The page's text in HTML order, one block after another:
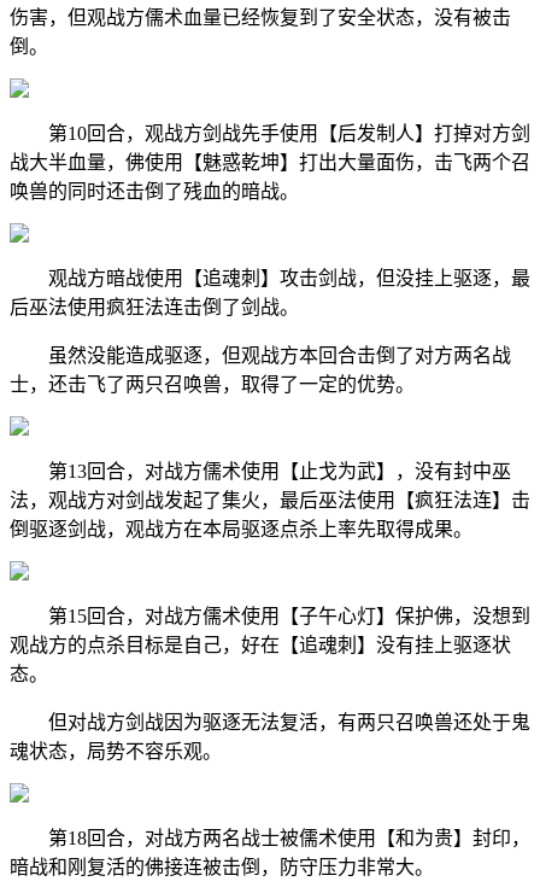
伤害，但观战方儒术血量已经恢复到了安全状态，没有被击
倒。
第10回合，观战方剑战先手使用【后发制人】打掉对方剑
战大半血量，佛使用【魅惑乾坤】打出大量面伤，击飞两个召
唤兽的同时还击倒了残血的暗战。
观战方暗战使用【追魂刺】攻击剑战，但没挂上驱逐，最
后巫法使用疯狂法连击倒了剑战。
虽然没能造成驱逐，但观战方本回合击倒了对方两名战
士，还击飞了两只召唤兽，取得了一定的优势。
第13回合，对战方儒术使用【止戈为武】，没有封中巫
法，观战方对剑战发起了集火，最后巫法使用【疯狂法连】击
倒驱逐剑战，观战方在本局驱逐点杀上率先取得成果。
第15回合，对战方儒术使用【子午心灯】保护佛，没想到
观战方的点杀目标是自己，好在【追魂刺】没有挂上驱逐状
态。
但对战方剑战因为驱逐无法复活，有两只召唤兽还处于鬼
魂状态，局势不容乐观。
第18回合，对战方两名战士被儒术使用【和为贵】封印，
暗战和刚复活的佛接连被击倒，防守压力非常大。